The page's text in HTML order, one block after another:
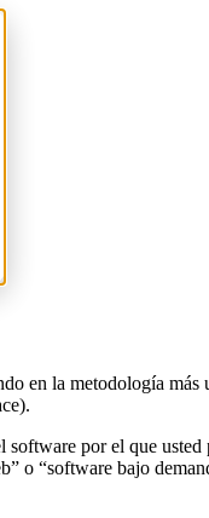
en la metodología
por el que
“software bajo